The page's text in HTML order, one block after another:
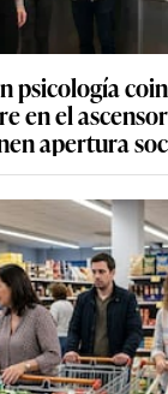
psicología
en el
apertura